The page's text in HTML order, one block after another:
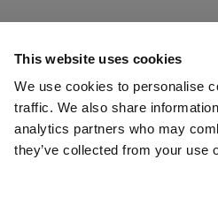
This website uses cookies
We use cookies to personalise
traffic. We also share
analytics partners who may
they’ve collected from your use
Opportunità di lavoro